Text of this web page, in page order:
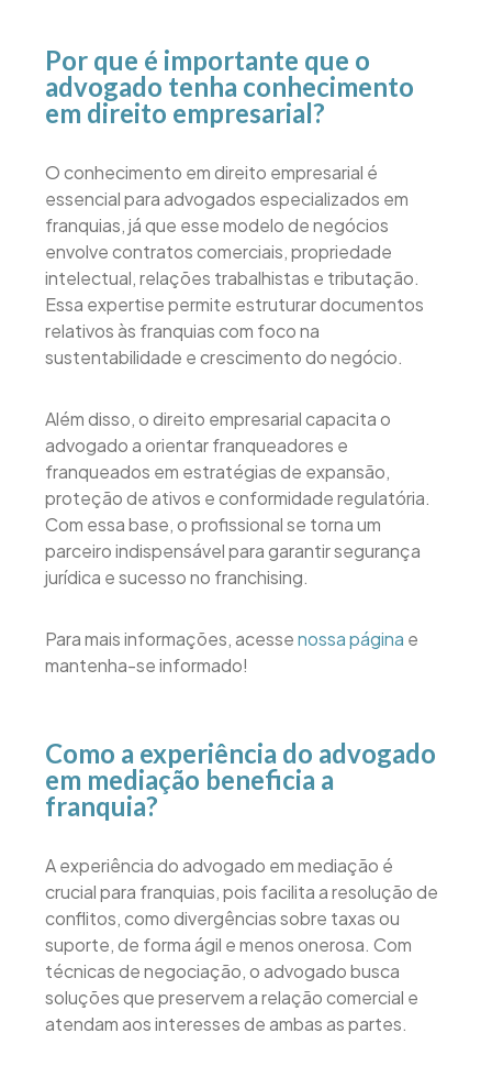
Por que é importante que o
advogado tenha conhecimento
em direito empresarial?
O conhecimento em direito empresarial é
essencial para advogados especializados em
franquias, já que esse modelo de negócios
envolve contratos comerciais, propriedade
intelectual, relações trabalhistas e tributação.
Essa expertise permite estruturar documentos
relativos às franquias com foco na
sustentabilidade e crescimento do negócio.
Além disso, o direito empresarial capacita o
advogado a orientar franqueadores e
franqueados em estratégias de expansão,
proteção de ativos e conformidade regulatória.
Com essa base, o profissional se torna um
parceiro indispensável para garantir segurança
jurídica e sucesso no franchising.
Para mais informações, acessenossa página e
mantenha-se informado!
Como a experiência do advogado
em mediação beneficia a
franquia?
A experiência do advogado em mediação é
crucial para franquias, pois facilita a resolução de
conflitos, como divergências sobre taxas ou
suporte, de forma ágil e menos onerosa. Com
técnicas de negociação, o advogado busca
soluções que preservem a relação comercial e
atendam aos interesses de ambas as partes.